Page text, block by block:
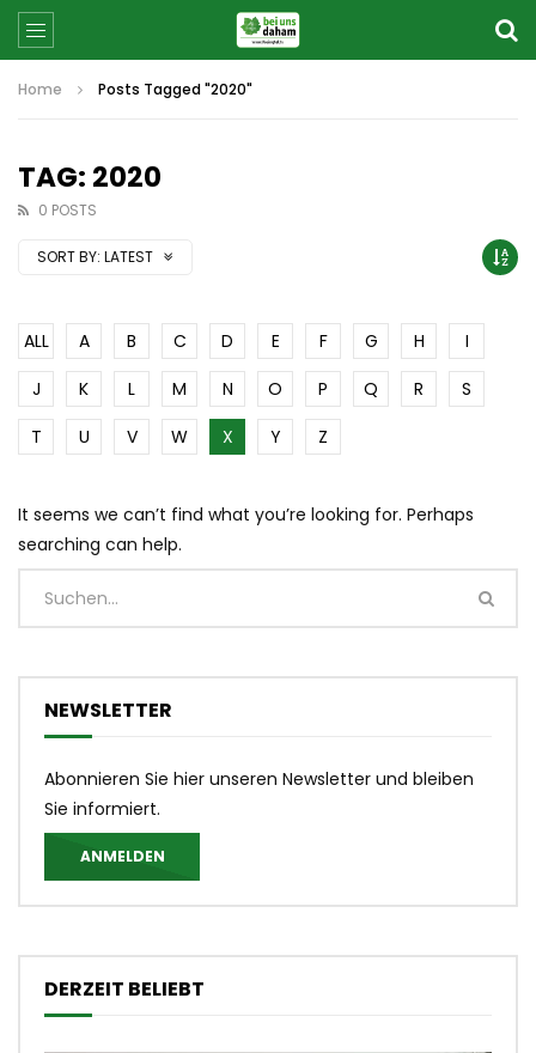
Home Posts Tagged "2020"
TAG: 2020
0 POSTS
SORT BY: LATEST
ALL A B C D E F G H
I
J
K L M N O P Q R
S
T
U V W X Y Z
It seems we can’t find what you’re looking for. Perhaps
searching can help.
NEWSLETTER
Abonnieren Sie hier unseren Newsletter und bleiben
Sie informiert.
ANMELDEN
DERZEIT BELIEBT